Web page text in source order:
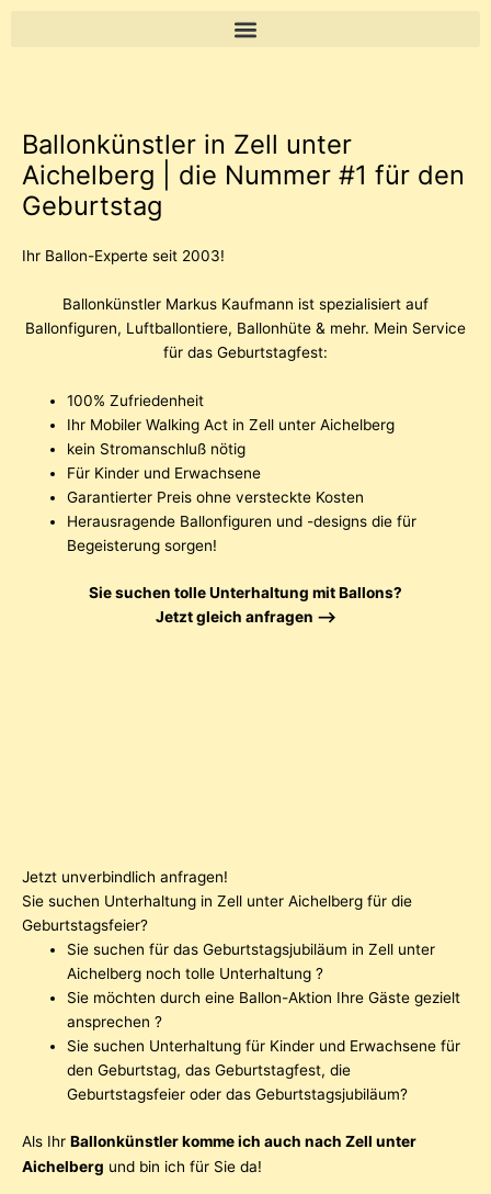
Ballonkünstler in Zell unter
Aichelberg | die Nummer #1 für den
Geburtstag
Ihr Ballon-Experte seit 2003!
Ballonkünstler Markus Kaufmann ist spezialisiert auf
Ballonfiguren, Luftballontiere, Ballonhüte & mehr. Mein Service
für das Geburtstagfest:
100% Zufriedenheit
Ihr Mobiler Walking Act in Zell unter Aichelberg
kein Stromanschluß nötig
Für Kinder und Erwachsene
Garantierter Preis ohne versteckte Kosten
Herausragende Ballonfiguren und -designs die für
Begeisterung sorgen!
Sie suchen tolle Unterhaltung mit Ballons?
Jetzt gleich anfragen —–>
Jetzt unverbindlich anfragen!
Sie suchen Unterhaltung in Zell unter Aichelberg für die
Geburtstagsfeier?
Sie suchen für das Geburtstagsjubiläum in Zell unter
Aichelberg noch tolle Unterhaltung ?
Sie möchten durch eine Ballon-Aktion Ihre Gäste gezielt
ansprechen ?
Sie suchen Unterhaltung für Kinder und Erwachsene für
den Geburtstag, das Geburtstagfest, die
Geburtstagsfeier oder das Geburtstagsjubiläum?
Als Ihr Ballonkünstler komme ich auch nach Zell unter
Aichelberg und bin ich für Sie da!